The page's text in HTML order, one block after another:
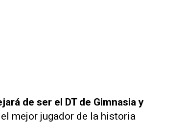
de ser el DT de Gimnasia y
mejor jugador de la historia